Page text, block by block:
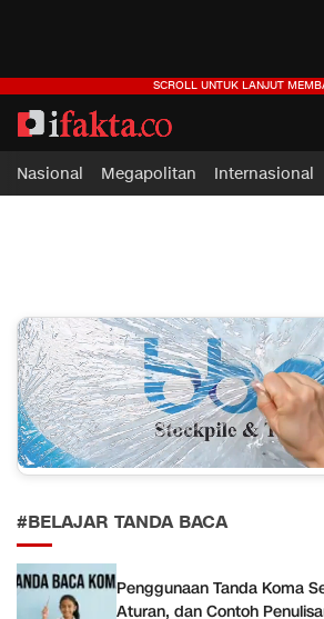
ifakta.co
#pastibenar
Nasional Megapolitan Internasional
#BELAJAR TANDA BACA
Penggunaan Tanda Koma
Aturan, dan Contoh